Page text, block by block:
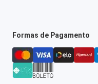
Formas de Pagamento